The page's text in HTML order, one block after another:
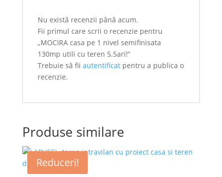
Nu există recenzii până acum.
Fii primul care scrii o recenzie pentru
„MOCIRA casa pe 1 nivel semifinisata
130mp utili cu teren 5.5ari!”
Trebuie să fii autentificatpentru a publica o
recenzie.
Produse similare
Reduceri!